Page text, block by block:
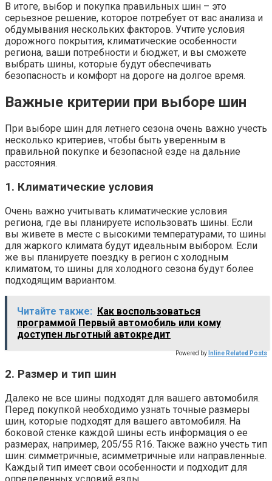
В итоге, выбор и покупка правильных шин – это
серьезное решение, которое потребует от вас анализа и
обдумывания нескольких факторов. Учтите условия
дорожного покрытия, климатические особенности
региона, ваши потребности и бюджет, и вы сможете
выбрать шины, которые будут обеспечивать
безопасность и комфорт на дороге на долгое время.
Важные критерии при выборе шин
При выборе шин для летнего сезона очень важно учесть
несколько критериев, чтобы быть уверенным в
правильной покупке и безопасной езде на дальние
расстояния.
1. Климатические условия
Очень важно учитывать климатические условия
региона, где вы планируете использовать шины. Если
вы живете в месте с высокими температурами, то шины
для жаркого климата будут идеальным выбором. Если
же вы планируете поездку в регион с холодным
климатом, то шины для холодного сезона будут более
подходящим вариантом.
Читайте также: Как воспользоваться
программой Первый автомобиль или кому
доступен льготный автокредит
Powered by Inline Related Posts
2. Размер и тип шин
Далеко не все шины подходят для вашего автомобиля.
Перед покупкой необходимо узнать точные размеры
шин, которые подходят для вашего автомобиля. На
боковой стенке каждой шины есть информация о ее
размерах, например, 205/55 R16. Также важно учесть тип
шин: симметричные, асимметричные или направленные.
Каждый тип имеет свои особенности и подходит для